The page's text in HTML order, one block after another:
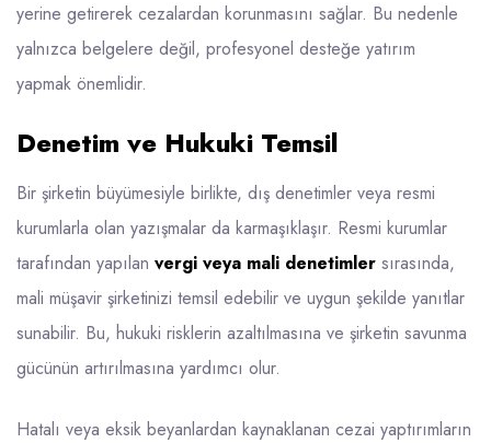
yerine getirerek cezalardan korunmasını sağlar. Bu nedenle
yalnızca belgelere değil, profesyonel desteğe yatırım
yapmak önemlidir.
Denetim ve Hukuki Temsil
Bir şirketin büyümesiyle birlikte, dış denetimler veya resmi
kurumlarla olan yazışmalar da karmaşıklaşır. Resmi kurumlar
tarafından yapılan vergi veya mali denetimler sırasında,
mali müşavir şirketinizi temsil edebilir ve uygun şekilde yanıtlar
sunabilir. Bu, hukuki risklerin azaltılmasına ve şirketin savunma
gücünün artırılmasına yardımcı olur.
Hatalı veya eksik beyanlardan kaynaklanan cezai yaptırımların